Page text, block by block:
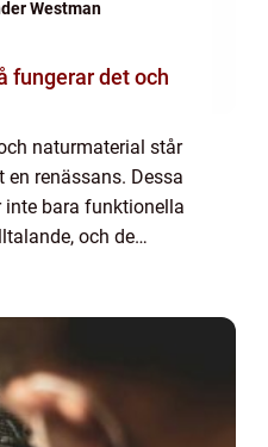
Westman
naturmaterial står
renässans. Dessa
bara funktionella
och de